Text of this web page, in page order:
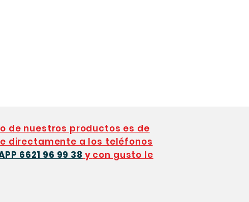
de nuestros productos es de
directamente a los teléfonos
6621 96 99 38 y con gusto le